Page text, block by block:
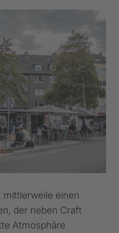
mittlerweile einen
der neben Craft
Atmosphäre